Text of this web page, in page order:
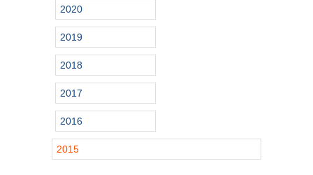
2020
2019
2018
2017
2016
2015